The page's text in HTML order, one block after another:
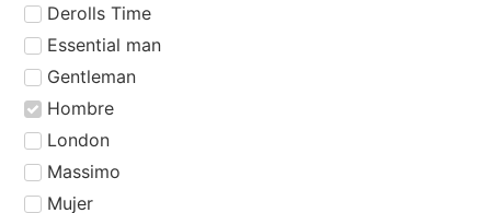
Derolls Time
⁠Essential man
Gentleman
Hombre
London
Massimo
Mujer